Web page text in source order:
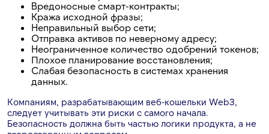
Вредоносные смарт-контракты;
Кража исходной фразы;
Неправильный выбор сети;
Отправка активов по неверному адресу;
Неограниченное количество одобрений токенов;
Плохое планирование восстановления;
Слабая безопасность в системах хранения
данных.
Компаниям, разрабатывающим веб-кошельки Web3,
следует учитывать эти риски с самого начала.
Безопасность должна быть частью логики продукта, а не